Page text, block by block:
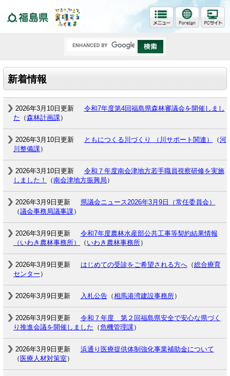
新着情報
2026年3月10日更新
令和7年度第4回福島県森林審議会を開催しまし
た （森林計画課）
2026年3月10日更新 ともにつくる川づくり （川サポート関連） （河
川整備課）
2026年3月10日更新
令和７年度南会津地方若手職員視察研修を実施
しました！
（南会津地方振興局 ）
2026年3月9日更新
県議会ニュース2026年3月9日（常任委員会）
（議会事務局議事課）
2026年3月9日更新
令和7年度農林水産部公共工事等契約結果情報
（いわき農林事務所）
（ いわき農林事務所）
2026年3月9日更新 はじめての受診をご希望される方へ（総合療育
センター ）
2026年3月9日更新 入札公告（相馬港湾建設事務所）
2026年3月9日更新
令和７年度 第２回福島県安全で安心な県づく
り推進会議を開催しました （危機管理課）
2026年3月9日更新
浜通り医療提供体制強化事業補助金について
（ 医療人材対策室 ）